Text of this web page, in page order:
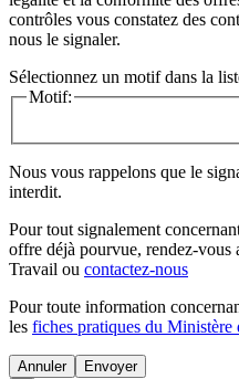
contrôles vous constatez des
nous le signaler.
Sélectionnez un motif dans la
Motif:
Nous vous rappelons que le
interdit.
Pour tout signalement
offre déjà pourvue, rendez-vous
Travail ou contactez-nous
Pour toute information
les fiches pratiques du Ministère
Annuler